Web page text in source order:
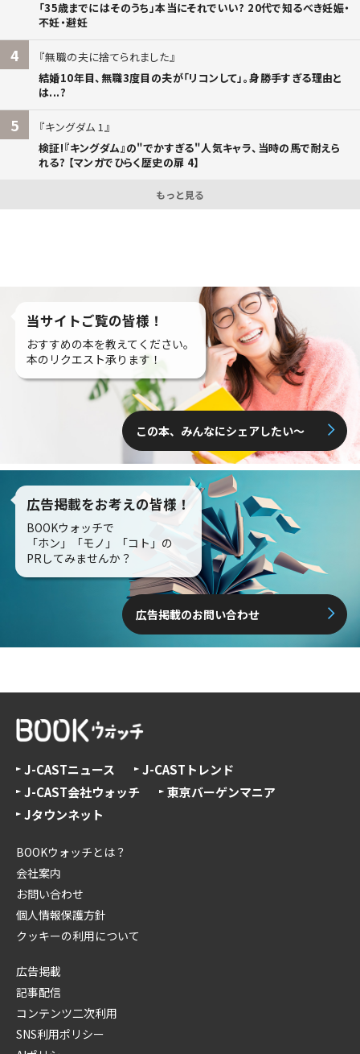
「35歳までにはそのうち」本当にそれでいい? 20代で知るべき妊娠・
不妊・避妊
4
無職の夫に捨てられました
結婚10年目、無職3度目の夫が「リコンして」。身勝手すぎる理由と
は...?
5
キングダム 1
検証!『キングダム』の"でかすぎる"人気キャラ、当時の馬で耐えら
れる? 【マンガでひらく歴史の扉 4】
もっと見る
当サイトご覧の皆様！
おすすめの本を教えてください。
本のリクエスト承ります！
この本、みんなにシェアしたい〜
広告掲載をお考えの皆様！
BOOKウォッチで
「ホン」「モノ」「コト」の
PRしてみませんか？
広告掲載のお問い合わせ
J-CASTニュース
J-CASTトレンド
J-CAST会社ウォッチ
東京バーゲンマニア
Jタウンネット
BOOKウォッチとは？
会社案内
お問い合わせ
個人情報保護方針
クッキーの利用について
広告掲載
記事配信
コンテンツ二次利用
SNS利用ポリシー